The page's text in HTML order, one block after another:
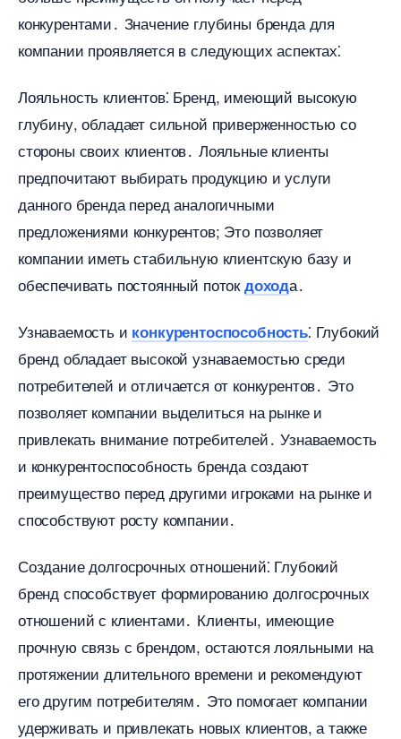
конкурентами․ Значение глубины бренда для
компании проявляется в следующих аспектах⁚
Лояльность клиентов⁚ Бренд, имеющий высокую
лубину, обладает сильной приверженностью со
стороны своих клиентов․ Лояльные клиенты
предпочитают выбирать продукцию и услуги
данного бренда перед аналогичными
предложениями конкурентов; Это позволяет
компании иметь стабильную клиентскую базу и
обеспечивать постоянный потокдохода․
Узнаваемость и конкурентоспособность⁚ Глубокий
ренд обладает высокой узнаваемостью среди
потребителей и отличается от конкурентов․ Это
позволяет компании выделиться на рынке и
привлекать внимание потребителей․ Узнаваемость
и конкурентоспособность бренда создают
преимущество перед другими игроками на рынке и
способствуют росту компании․
Создание долгосрочных отношений⁚ Глубокий
ренд способствует формированию долгосрочных
отношений с клиентами․ Клиенты, имеющие
прочную связь с брендом, остаются лояльными на
протяжении длительного времени и рекомендуют
его другим потребителям․ Это помогает компании
удерживать и привлекать новых клиентов, а также